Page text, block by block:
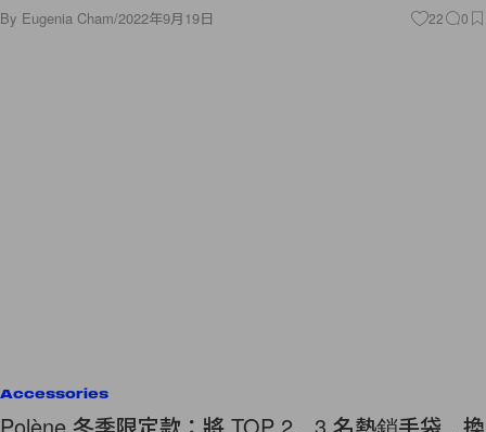
By Eugenia Cham/2022年9月19日 22 0
Accessories